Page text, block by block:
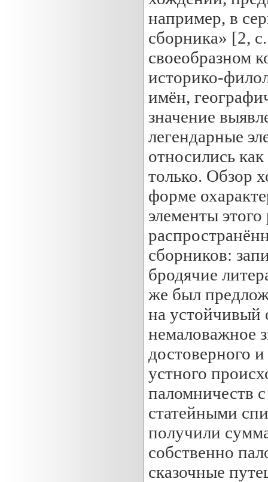
например, в
сборника» [2,
своеобразном
историко-
имён,
значение
легендарные
относились
только. Обзор
форме
элементы
сборников:
бродячие
же был
на устойчивый
немаловажное
достоверного
устного
паломничеств
статейными
получили
собственно
сказочные